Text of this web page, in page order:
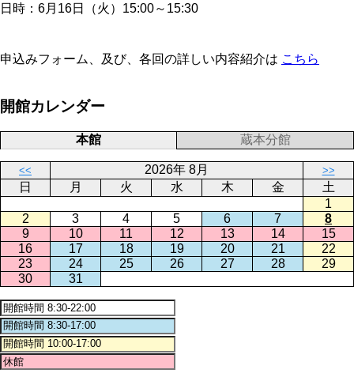
日時：6月16日（火）15:00～15:30
申込みフォーム、及び、各回の詳しい内容紹介は こちら
開館カレンダー
本館 蔵本分館
<< 2026年 8月 >>
日 月 火 水 木 金
土
1
2
3 4 5 6 7
8
9
10 11 12 13 14
15
16
17 18 19 20 21
22
23
24 25 26 27 28
29
30
31